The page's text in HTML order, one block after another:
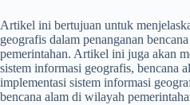
Artikel ini bertujuan untuk
geografis dalam penanganan
pemerintahan. Artikel ini juga akan
sistem informasi geografis, bencana
implementasi sistem informasi
bencana alam di wilayah